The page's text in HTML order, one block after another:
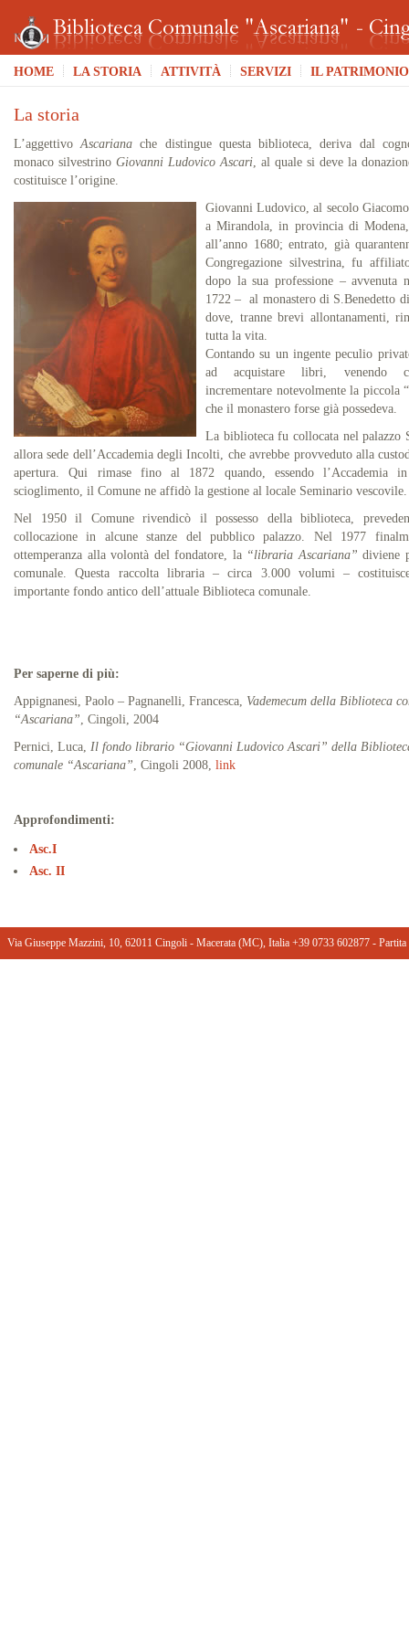
HOME LA STORIA ATTIVITÀ SERVIZI IL PATRIMONIO
La storia
L’aggettivoAscarianache distingue questa biblioteca, deriva dal
monaco silvestrino Giovanni Ludovico Ascari , al quale si deve la
costituisce l’origine.
Giovanni Ludovico, al secolo
a Mirandola, in provincia di
all’anno 1680; entrato, già
Congregazione silvestrina, fu
dopo la sua professione – avvenuta
1722 – al monastero di S.Benedetto
dove, tranne brevi allontanamenti,
tutta la vita.
Contando su un ingente peculio
ad acquistare libri, venendo
incrementare notevolmente la piccola
che il monastero forse già possedeva.
La biblioteca fu collocata nel palazzo
allora sede dell’Accademia degli Incolti, che avrebbe provveduto alla
apertura. Qui rimase fino al 1872 quando, essendo l’Accademia
scioglimento, il Comune ne affidò la gestione al locale Seminario vescovile.
Nel 1950 il Comune rivendicò il possesso della biblioteca,
collocazione in alcune stanze del pubblico palazzo. Nel 1977
ottemperanza alla volontà del fondatore, la “libraria Ascariana” diviene
comunale. Questa raccolta libraria – circa 3.000 volumi –
importante fondo antico dell’attuale Biblioteca comunale.
Per saperne di più:
Appignanesi, Paolo – Pagnanelli, Francesca, Vademecum della Biblioteca
“Ascariana” , Cingoli, 2004
Pernici, Luca, Il fondo librario “Giovanni Ludovico Ascari” della
comunale “Ascariana” , Cingoli 2008, link
Approfondimenti:
Asc.I
Asc. II
Via Giuseppe Mazzini, 10, 62011 Cingoli - Macerata (MC), Italia +39 0733 602877 ‎-